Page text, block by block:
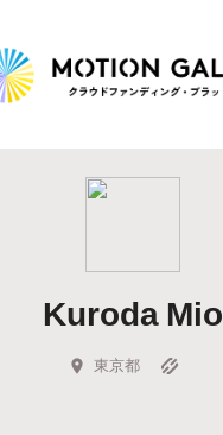
Highlight
Feature
キュレーターから探す
Kuroda Mio
東京都